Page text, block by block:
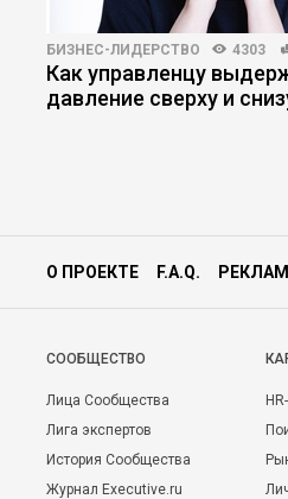
БИЗНЕС-ЛИДЕРСТВО 4303
Как управленцу
давление сверху и
О ПРОЕКТЕ F.A.Q.
CООБЩЕСТВО
Лица Сообщества
Лига экспертов
История Сообщества
Журнал Executive.ru